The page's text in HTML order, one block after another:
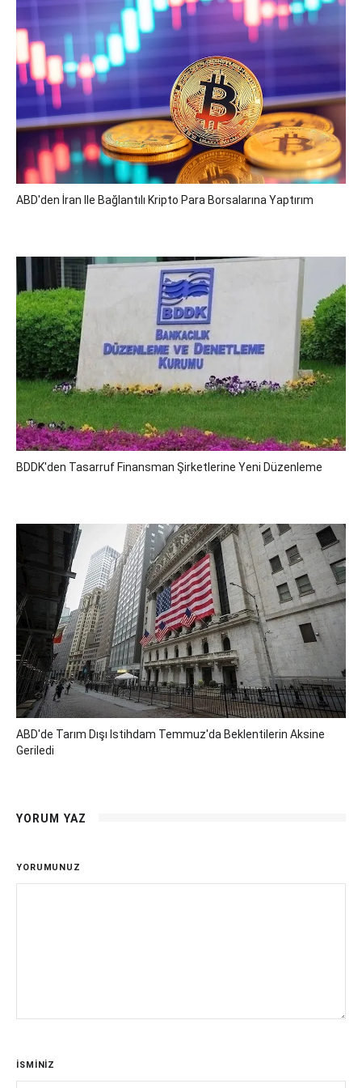
ABD'den İran Ile Bağlantılı Kripto Para Borsalarına Yaptırım
BDDK'den Tasarruf Finansman Şirketlerine Yeni Düzenleme
ABD'de Tarım Dışı Istihdam Temmuz'da Beklentilerin Aksine
Geriledi
YORUM YAZ
YORUMUNUZ
İSMİNİZ